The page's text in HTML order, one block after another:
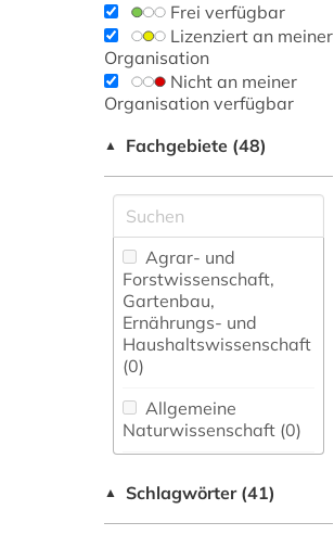
Frei verfügbar
Lizenziert an meiner
Organisation
Nicht an meiner
Organisation verfügbar
▲ Fachgebiete (48)
Agrar- und
Forstwissenschaft,
Gartenbau,
Ernährungs- und
Haushaltswissenschaft
(0)
Allgemeine
Naturwissenschaft (0)
fachübergreifende
▲ Schlagwörter (41)